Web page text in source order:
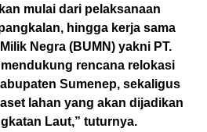
mulai dari pelaksanaan
hingga kerja sama
Negra (BUMN) yakni PT.
rencana relokasi
Sumenep, sekaligus
lahan yang akan dijadikan
Laut,” tuturnya.